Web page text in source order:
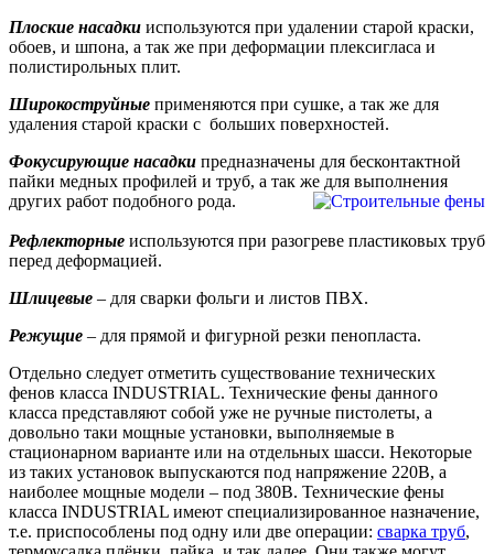
Плоские насадки используются при удалении старой краски,
обоев, и шпона, а так же при деформации плексигласа и
полистирольных плит.
Широкоструйные применяются при сушке, а так же для
удаления старой краски с больших поверхностей.
Фокусирующие насадки предназначены для бесконтактной
пайки медных профилей и труб, а так же для выполнения
других работ подобного рода.
Рефлекторные используются при разогреве пластиковых труб
перед деформацией.
Шлицевые – для сварки фольги и листов ПВХ.
Режущие – для прямой и фигурной резки пенопласта.
Отдельно следует отметить существование технических
фенов класса INDUSTRIAL. Технические фены данного
класса представляют собой уже не ручные пистолеты, а
довольно таки мощные установки, выполняемые в
стационарном варианте или на отдельных шасси. Некоторые
из таких установок выпускаются под напряжение 220В, а
наиболее мощные модели – под 380В. Технические фены
класса INDUSTRIAL имеют специализированное назначение,
т.е. приспособлены под одну или две операции: сварка труб,